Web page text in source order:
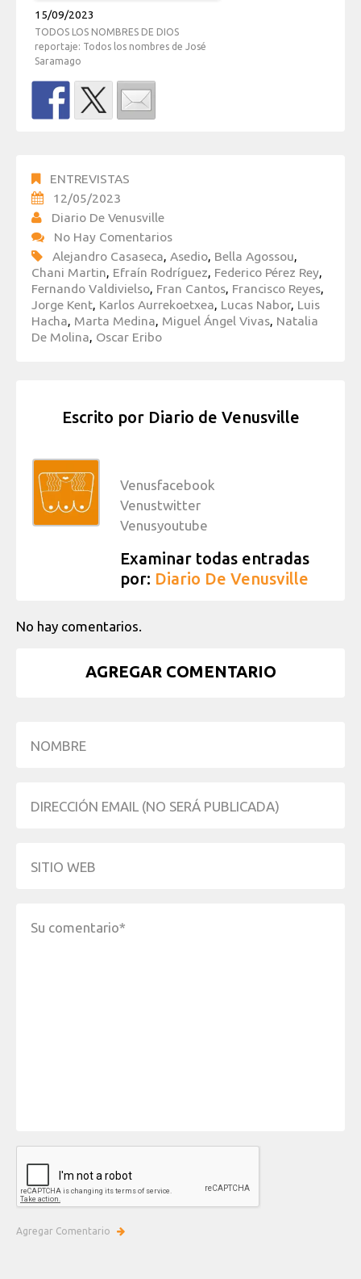
15/09/2023
TODOS LOS NOMBRES DE DIOS
reportaje: Todos los nombres de José
Saramago
ENTREVISTAS
12/05/2023
Diario De Venusville
No Hay Comentarios
Alejandro Casaseca, Asedio, Bella Agossou,
Chani Martin, Efraín Rodríguez, Federico Pérez Rey,
Fernando Valdivielso, Fran Cantos, Francisco Reyes,
Jorge Kent, Karlos Aurrekoetxea, Lucas Nabor, Luis
Hacha, Marta Medina, Miguel Ángel Vivas, Natalia
De Molina, Oscar Eribo
Escrito por Diario de Venusville
Venusfacebook
Venustwitter
Venusyoutube
Examinar todas entradas
por: Diario De Venusville
No hay comentarios.
AGREGAR COMENTARIO